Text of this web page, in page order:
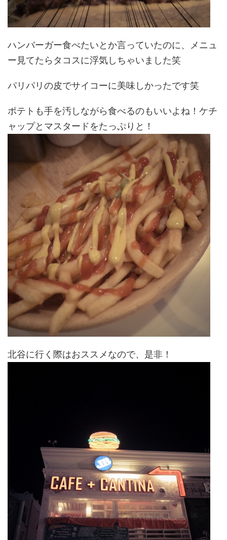
ハンバーガー食べたいとか言っていたのに、メニュ
ー見てたらタコスに浮気しちゃいました笑
パリパリの皮でサイコーに美味しかったです笑
ポテトも手を汚しながら食べるのもいいよね！ケチ
ャップとマスタードをたっぷりと！
北谷に行く際はおススメなので、是非！